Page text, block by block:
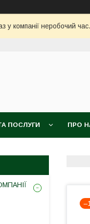
у компанії неробочий
ПОСЛУГИ ПРО